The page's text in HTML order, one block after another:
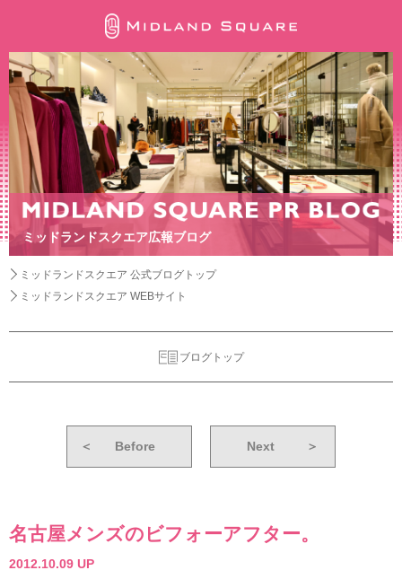
ミッドランドスクエア広報ブログ
ミッドランドスクエア 公式ブログトップ
ミッドランドスクエア WEBサイト
ブログトップ
＜ Before Next ＞
名古屋メンズのビフォーアフター。
2012.10.09 UP